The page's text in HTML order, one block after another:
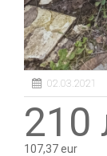
02.03.2021
210
107,37 eur